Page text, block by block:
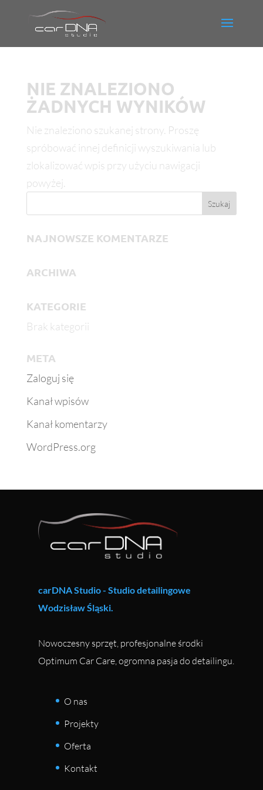
NIE ZNALEZIONO
ŻADNYCH WYNIKÓW
Nie znaleziono szukanej strony. Proszę
spróbować innej definicji wyszukiwania lub
zlokalizować wpis przy użyciu nawigacji
powyżej.
NAJNOWSZE KOMENTARZE
ARCHIWA
KATEGORIE
Brak kategorii
META
Zaloguj się
Kanał wpisów
Kanał komentarzy
WordPress.org
carDNA Studio - Studio detailingowe
Wodzisław Śląski.
Nowoczesny sprzęt, profesjonalne środki
Optimum Car Care, ogromna pasja do detailingu.
O nas
Projekty
Oferta
Kontakt